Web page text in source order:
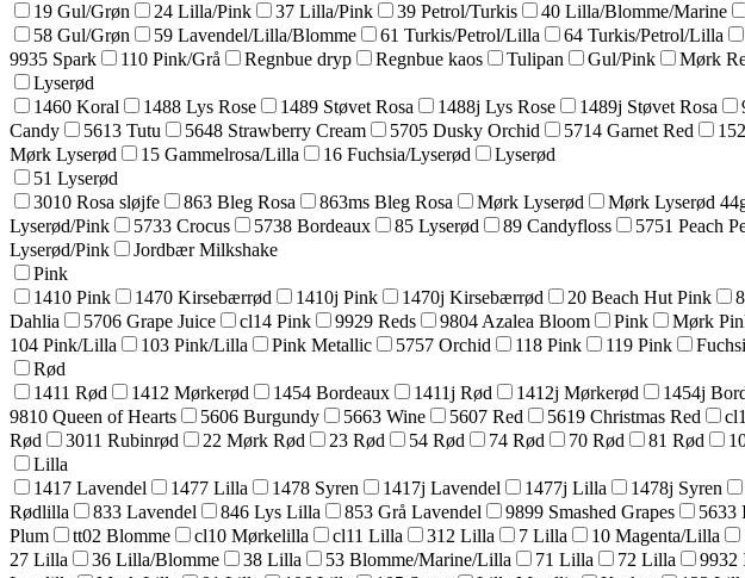
19 Gul/Grøn
24 Lilla/Pink 37 Lilla/Pink 39 Petrol/Turkis 40 Lilla/Blomme/Marine
58 Gul/Grøn
59 Lavendel/Lilla/Blomme 61 Turkis/Petrol/Lilla 64 Turkis/Petrol/Lilla
9935 Spark
110 Pink/Grå Regnbue dryp Regnbue kaos Tulipan Gul/Pink Mørk
Lyserød
1460 Koral
1488 Lys Rose 1489 Støvet Rosa 1488j Lys Rose 1489j Støvet Rosa
Candy
5613 Tutu 5648 Strawberry Cream 5705 Dusky Orchid 5714 Garnet Red
Mørk Lyserød
15 Gammelrosa/Lilla 16 Fuchsia/Lyserød
Lyserød
51 Lyserød
3010 Rosa sløjfe
863 Bleg Rosa 863ms Bleg Rosa Mørk Lyserød Mørk Lyserød
Lyserød/Pink
5733 Crocus 5738 Bordeaux 85 Lyserød 89 Candyfloss 5751 Peach
Lyserød/Pink
Jordbær Milkshake
Pink
1410 Pink
1470 Kirsebærrød 1410j Pink 1470j Kirsebærrød 20 Beach Hut Pink
Dahlia
5706 Grape Juice cl14 Pink 9929 Reds 9804 Azalea Bloom Pink Mørk
104 Pink/Lilla
103 Pink/Lilla Pink Metallic 5757 Orchid 118 Pink 119 Pink
Rød
1411 Rød
1412 Mørkerød 1454 Bordeaux 1411j Rød 1412j Mørkerød 1454j
9810 Queen of Hearts
5606 Burgundy 5663 Wine 5607 Red 5619 Christmas Red
Rød
3011 Rubinrød 22 Mørk Rød 23 Rød 54 Rød 74 Rød 70 Rød 81 Rød
Lilla
1417 Lavendel
1477 Lilla 1478 Syren 1417j Lavendel 1477j Lilla 1478j Syren
Rødlilla
833 Lavendel 846 Lys Lilla 853 Grå Lavendel 9899 Smashed Grapes 5633
Plum
tt02 Blomme cl10 Mørkelilla cl11 Lilla 312 Lilla 7 Lilla 10 Magenta/Lilla
27 Lilla
36 Lilla/Blomme 38 Lilla 53 Blomme/Marine/Lilla 71 Lilla 72 Lilla 9932